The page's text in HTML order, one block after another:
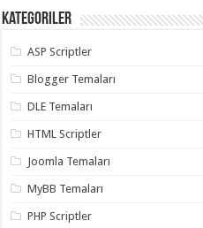
eve
nakliyat,
asansörlü
gaziantep
eve
taşımacılık
gaziantep
organizasyon,
gaziantep
organizasyon ,
gaziantep
organizasyon,
organizasyon,
Kategoriler
ASP Scriptler
Blogger Temaları
DLE Temaları
HTML Scriptler
Joomla Temaları
MyBB Temaları
PHP Scriptler